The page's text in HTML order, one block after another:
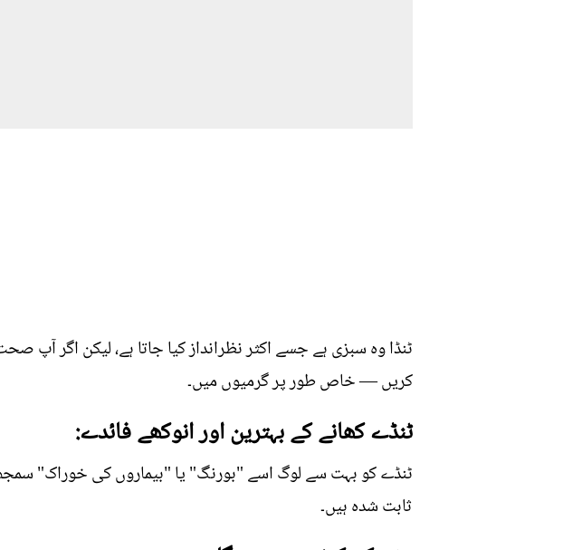
ٹنڈا وہ سبزی ہے جسے اکثر نظرانداز کیا جاتا ہے، لیکن اگر آپ
کریں — خاص طور پر گرمیوں میں۔
ٹنڈے کھانے کے بہترین اور انوکھے فائدے:
ٹنڈے کو بہت سے لوگ اسے "بورنگ" یا "بیماروں کی خوراک"
ثابت شدہ ہیں۔